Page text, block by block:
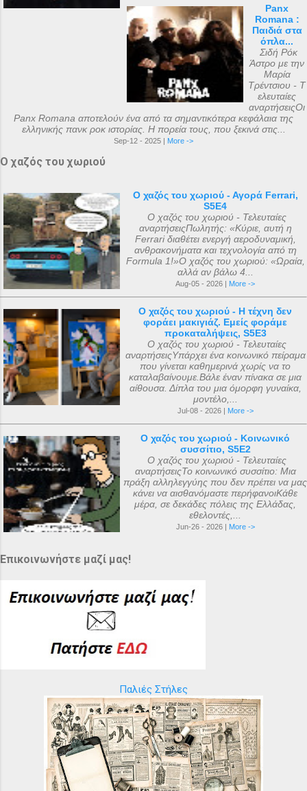
Panx
Romana :
Παιδιά στα
όπλα...
Σιδή Ρόκ
Άστρο με την
Μαρία
Τρέντσιου - Τ
ελευταίες
αναρτήσειςΟι
Panx Romana αποτελούν ένα από τα σημαντικότερα κεφάλαια της
ελληνικής πανκ ροκ ιστορίας. Η πορεία τους, που ξεκινά στις...
Sep-12 - 2025 | More ->
Ο χαζός του χωριού
Ο χαζός του χωριού - Αγορά Ferrari,
S5E4
Ο χαζός του χωριού - Τελευταίες
αναρτήσειςΠωλητής: «Κύριε, αυτή η
Ferrari διαθέτει ενεργή αεροδυναμική,
ανθρακονήματα και τεχνολογία από τη
Formula 1!»Ο χαζός του χωριού: «Ωραία,
αλλά αν βάλω 4...
Aug-05 - 2026 | More ->
Ο χαζός του χωριού - Η τέχνη δεν
φοράει μακιγιάζ. Εμείς φοράμε
προκαταλήψεις, S5E3
Ο χαζός του χωριού - Τελευταίες
αναρτήσειςΥπάρχει ένα κοινωνικό πείραμα
που γίνεται καθημερινά χωρίς να το
καταλαβαίνουμε.Βάλε έναν πίνακα σε μια
αίθουσα. Δίπλα του μια όμορφη γυναίκα,
μοντέλο,...
Jul-08 - 2026 | More ->
Ο χαζός του χωριού - Κοινωνικό
συσσίτιο, S5E2
Ο χαζός του χωριού - Τελευταίες
αναρτήσειςΤο κοινωνικό συσσίτιο: Μια
πράξη αλληλεγγύης που δεν πρέπει να μας
κάνει να αισθανόμαστε περήφανοιΚάθε
μέρα, σε δεκάδες πόλεις της Ελλάδας,
εθελοντές,...
Jun-26 - 2026 | More ->
Επικοινωνήστε μαζί μας!
Παλιές Στήλες